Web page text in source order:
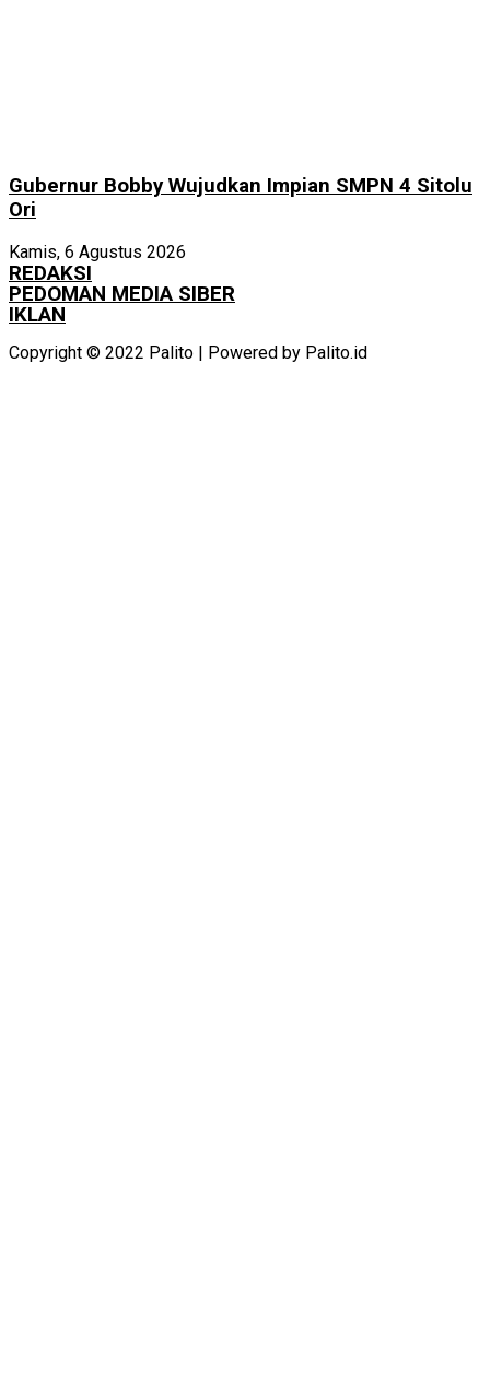
Gubernur Bobby Wujudkan Impian SMPN 4 Sitolu
Ori
Kamis, 6 Agustus 2026
REDAKSI
PEDOMAN MEDIA SIBER
IKLAN
Copyright © 2022 Palito | Powered by Palito.id